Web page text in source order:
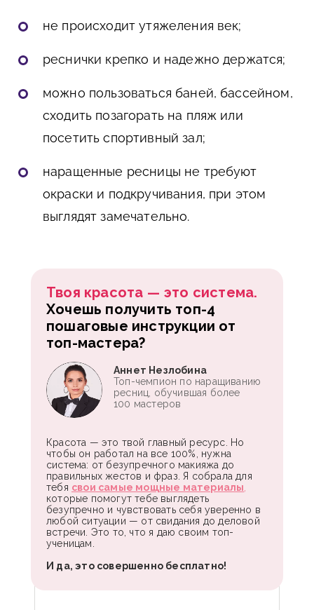
не происходит утяжеления век;
реснички крепко и надежно держатся;
можно пользоваться баней, бассейном,
сходить позагорать на пляж или
посетить спортивный зал;
наращенные ресницы не требуют
окраски и подкручивания, при этом
выглядят замечательно.
Твоя красота — это система.
Хочешь получить топ-4
пошаговые инструкции от
топ-мастера?
Красота — это твой главный ресурс. Но
чтобы он работал на все 100%, нужна
система: от безупречного макияжа до
правильных жестов и фраз. Я собрала для
тебя свои самые мощные материалы
которые помогут тебе выглядеть
безупречно и чувствовать себя уверенно в
любой ситуации — от свидания до деловой
встречи. Это то, что я даю своим топ-
ученицам.
И да, это совершенно бесплатно!
Аннет Незлобина
Топ-чемпион по наращиванию
ресниц, обучившая более
100 мастеров